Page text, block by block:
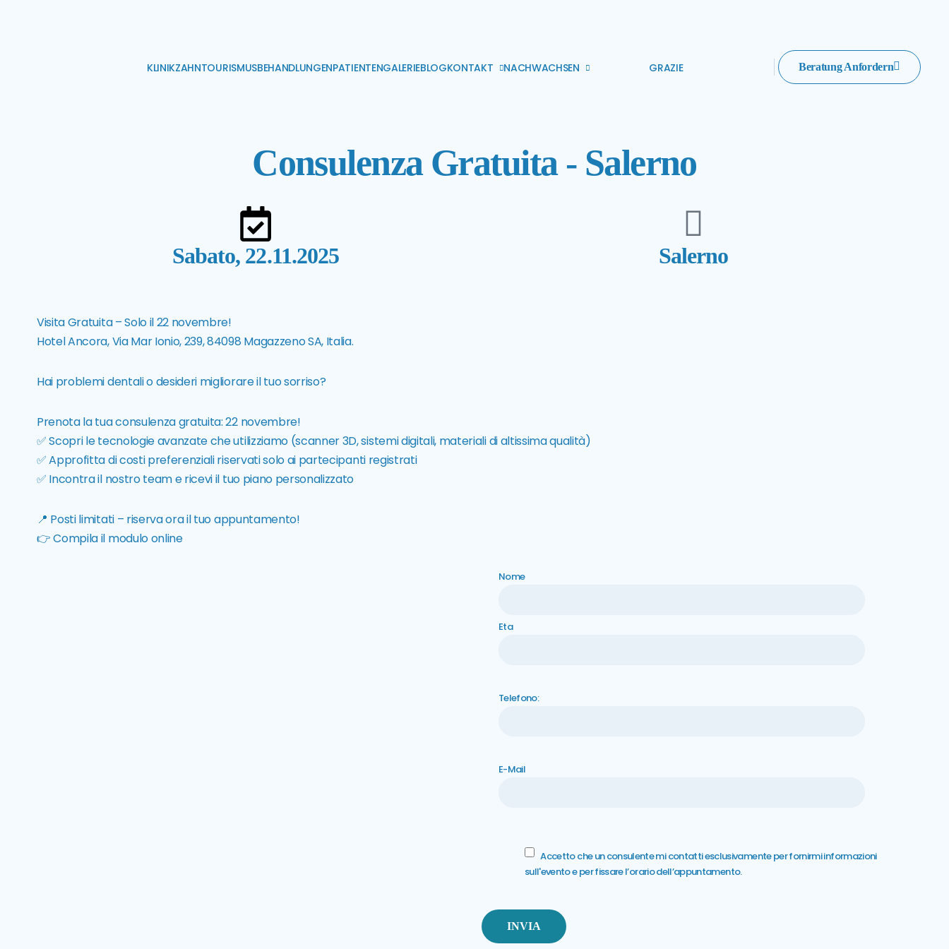
KLINIKZAHNTOURISMUSBEHANDLUNGENPATIENTENGALERIEBLOGKONTAKT NACHWACHSEN GRAZIE Beratung Anfordern
Consulenza Gratuita - Salerno
Sabato, 22.11.2025 Salerno
Visita Gratuita – Solo il 22 novembre!
Hotel Ancora, Via Mar Ionio, 239, 84098 Magazzeno SA, Italia.
Hai problemi dentali o desideri migliorare il tuo sorriso?
Prenota la tua consulenza gratuita: 22 novembre!
✅ Scopri le tecnologie avanzate che utilizziamo (scanner 3D, sistemi digitali, materiali di altissima qualità)
✅ Approfitta di costi preferenziali riservati solo ai partecipanti registrati
✅ Incontra il nostro team e ricevi il tuo piano personalizzato
📍 Posti limitati – riserva ora il tuo appuntamento!
👉 Compila il modulo online
Nome
Eta
Telefono:
E-Mail
Accetto che un consulente mi contatti esclusivamente per fornirmi informazioni
sull'evento e per fissare l’orario dell’appuntamento.